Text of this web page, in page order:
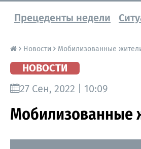
Прецеденты недели
Новости Мобилизованные
НОВОСТИ
27 Сен, 2022 | 10:09
Мобилизованные